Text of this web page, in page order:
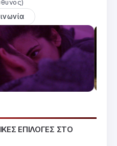
ΕΠΙΛΟΓΕΣ ΣΤΟ